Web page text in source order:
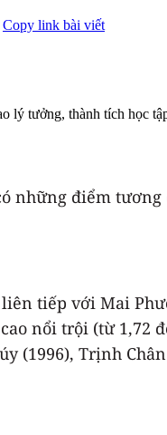
Copy link bài viết
lý tưởng, thành tích học
những điểm
tiếp với Mai
nổi trội (từ 1,72
(1996), Trịnh